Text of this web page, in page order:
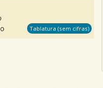
Tablatura (sem cifras)